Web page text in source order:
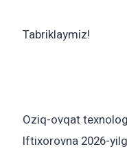
Tabriklaymiz!
Oziq-ovqat
Iftixorovna 2026-